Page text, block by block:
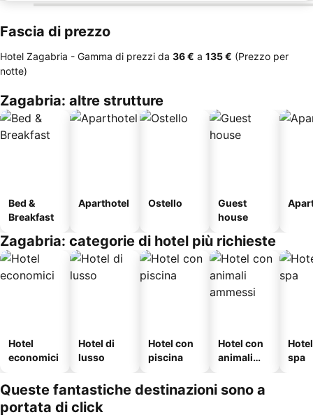
Fascia di prezzo
Hotel Zagabria - Gamma di prezzi da ‎36 € a ‎135 € (Prezzo per
notte)
Zagabria: altre strutture
Bed &
Breakfast
Aparthotel Ostello
Guest
house
Zagabria: categorie di hotel più richieste
Hotel
economici
Hotel di
lusso
Hotel con
piscina
Hotel con
animali
spa
Queste fantastiche destinazioni sono a
portata di click